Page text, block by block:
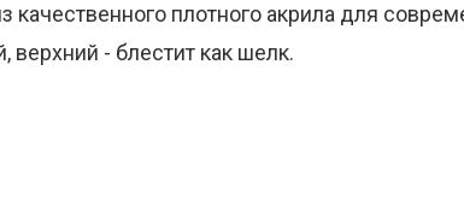
качественного плотного акрила для
верхний - блестит как шелк.